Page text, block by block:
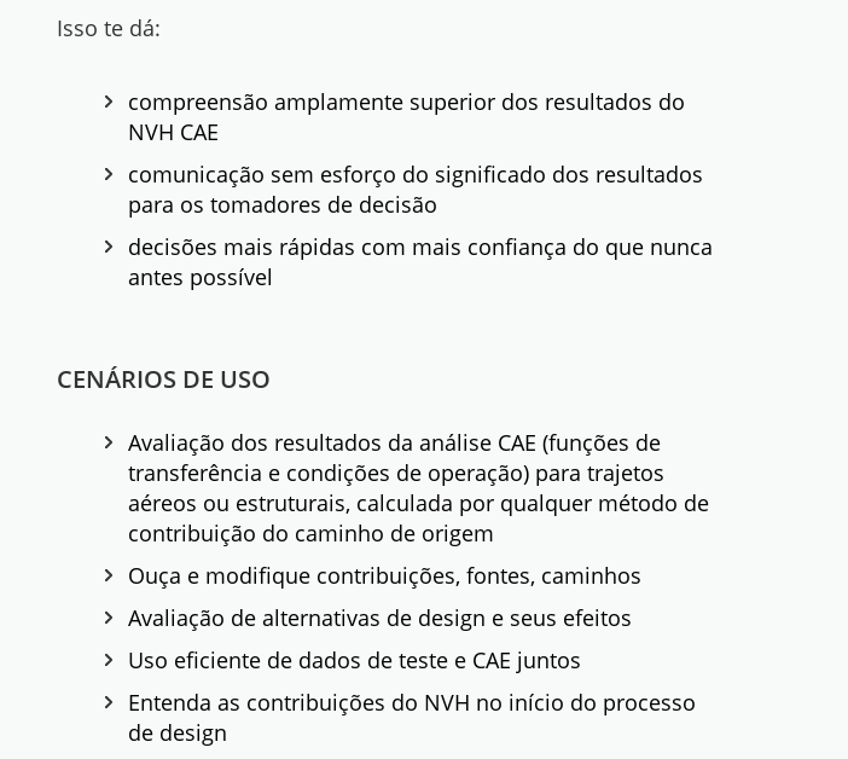
Isso te dá:
compreensão amplamente superior dos resultados do
NVH CAE
comunicação sem esforço do significado dos resultados
para os tomadores de decisão
decisões mais rápidas com mais confiança do que nunca
antes possível
CENÁRIOS DE USO
Avaliação dos resultados da análise CAE (funções de
transferência e condições de operação) para trajetos
aéreos ou estruturais, calculada por qualquer método de
contribuição do caminho de origem
Ouça e modifique contribuições, fontes, caminhos
Avaliação de alternativas de design e seus efeitos
Uso eficiente de dados de teste e CAE juntos
Entenda as contribuições do NVH no início do processo
de design